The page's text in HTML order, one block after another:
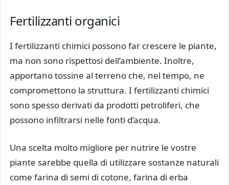
Fertilizzanti organici
I fertilizzanti chimici possono far crescere le piante,
ma non sono rispettosi dell’ambiente. Inoltre,
apportano tossine al terreno che, nel tempo, ne
compromettono la struttura. I fertilizzanti chimici
sono spesso derivati da prodotti petroliferi, che
possono infiltrarsi nelle fonti d’acqua.
Una scelta molto migliore per nutrire le vostre
piante sarebbe quella di utilizzare sostanze naturali
come farina di semi di cotone, farina di erba